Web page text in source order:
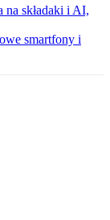
na składaki i AI,
smartfony i